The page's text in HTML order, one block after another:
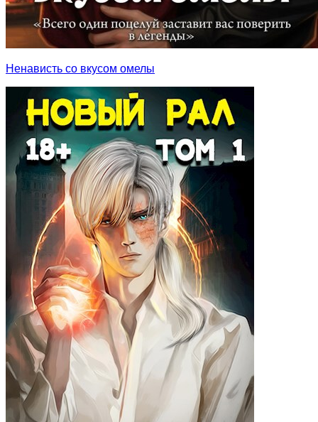
Ненависть со вкусом омелы